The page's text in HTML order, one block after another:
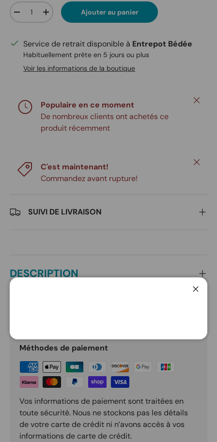
Qté
Diminuer la quantité
Augmenter la quantité
Ajouter au panier
Service de retrait disponible à Entrepot Bédée
Habituellement prête en 5 jours ou plus
Voir les informations de la boutique
Populaire en ce moment
De nombreux clients ont achetés ce
produit récemment
Fermer
C'est maintenant!
Commandez avant rupture!
Fermer
SUIVI DE LIVRAISON
DESCRIPTION
Méthodes de paiement
Vos informations de paiement sont traitées en
toute sécurité. Nous ne stockons pas les détails
de votre carte de crédit ni n’avons accès à vos
informations de carte de crédit.